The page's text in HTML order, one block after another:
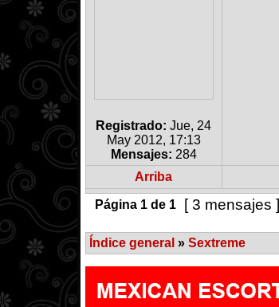
Registrado: Jue, 24
May 2012, 17:13
Mensajes: 284
Arriba
Página 1de 1 [ 3 mensajes ]
Índice general » Sextreme